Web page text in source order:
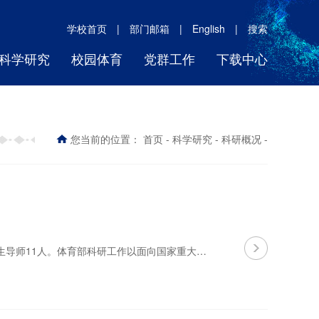
学校首页 | 部门邮箱 | English | 搜索
学研究 校园体育 党群工作 下载中心
您当前的位置： 首页 - 科学研究 - 科研概况 -
专任教师62人，其中教授4人，副教授29人，讲师22人，助教7人，硕士生导师11人。体育部科研工作以面向国家重大需求、瞄准国际前沿、突出自主创新、加速成果转化为发展战略为着眼点，在基地建设、科研成果和产学研合作等方面取得了重要进展，科技创新能力不断增强，科技竞争力显著提升。体育部科学研究、学术交流、科技成果、科研队伍、科技信息等方面工作由体育部负责。我部进一步把握新时代体育工程发展的前沿动态，为不断提高...